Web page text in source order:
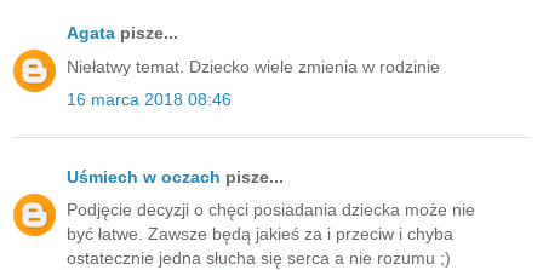
Agata pisze...
Niełatwy temat. Dziecko wiele zmienia w rodzinie
16 marca 2018 08:46
Uśmiech w oczach pisze...
Podjęcie decyzji o chęci posiadania dziecka może nie
być łatwe. Zawsze będą jakieś za i przeciw i chyba
ostatecznie jedna słucha się serca a nie rozumu ;)